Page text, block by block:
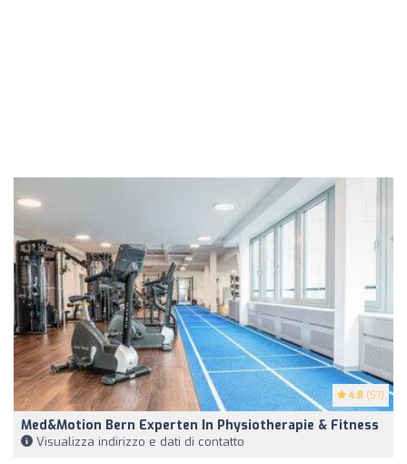
4.8 (57)
Med&motion Bern Experten In Physiotherapie & Fitness
Visualizza indirizzo e dati di contatto